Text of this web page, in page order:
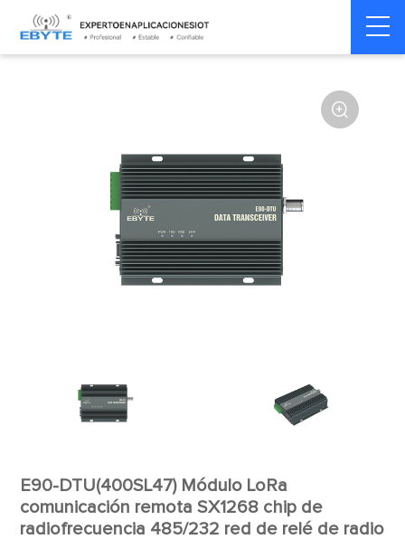
Home > Módem >
inalámbrico

E90-DTU(400SL47) Módulo LoRa
comunicación remota SX1268 chip de
radiofrecuencia 485/232 red de relé de radio